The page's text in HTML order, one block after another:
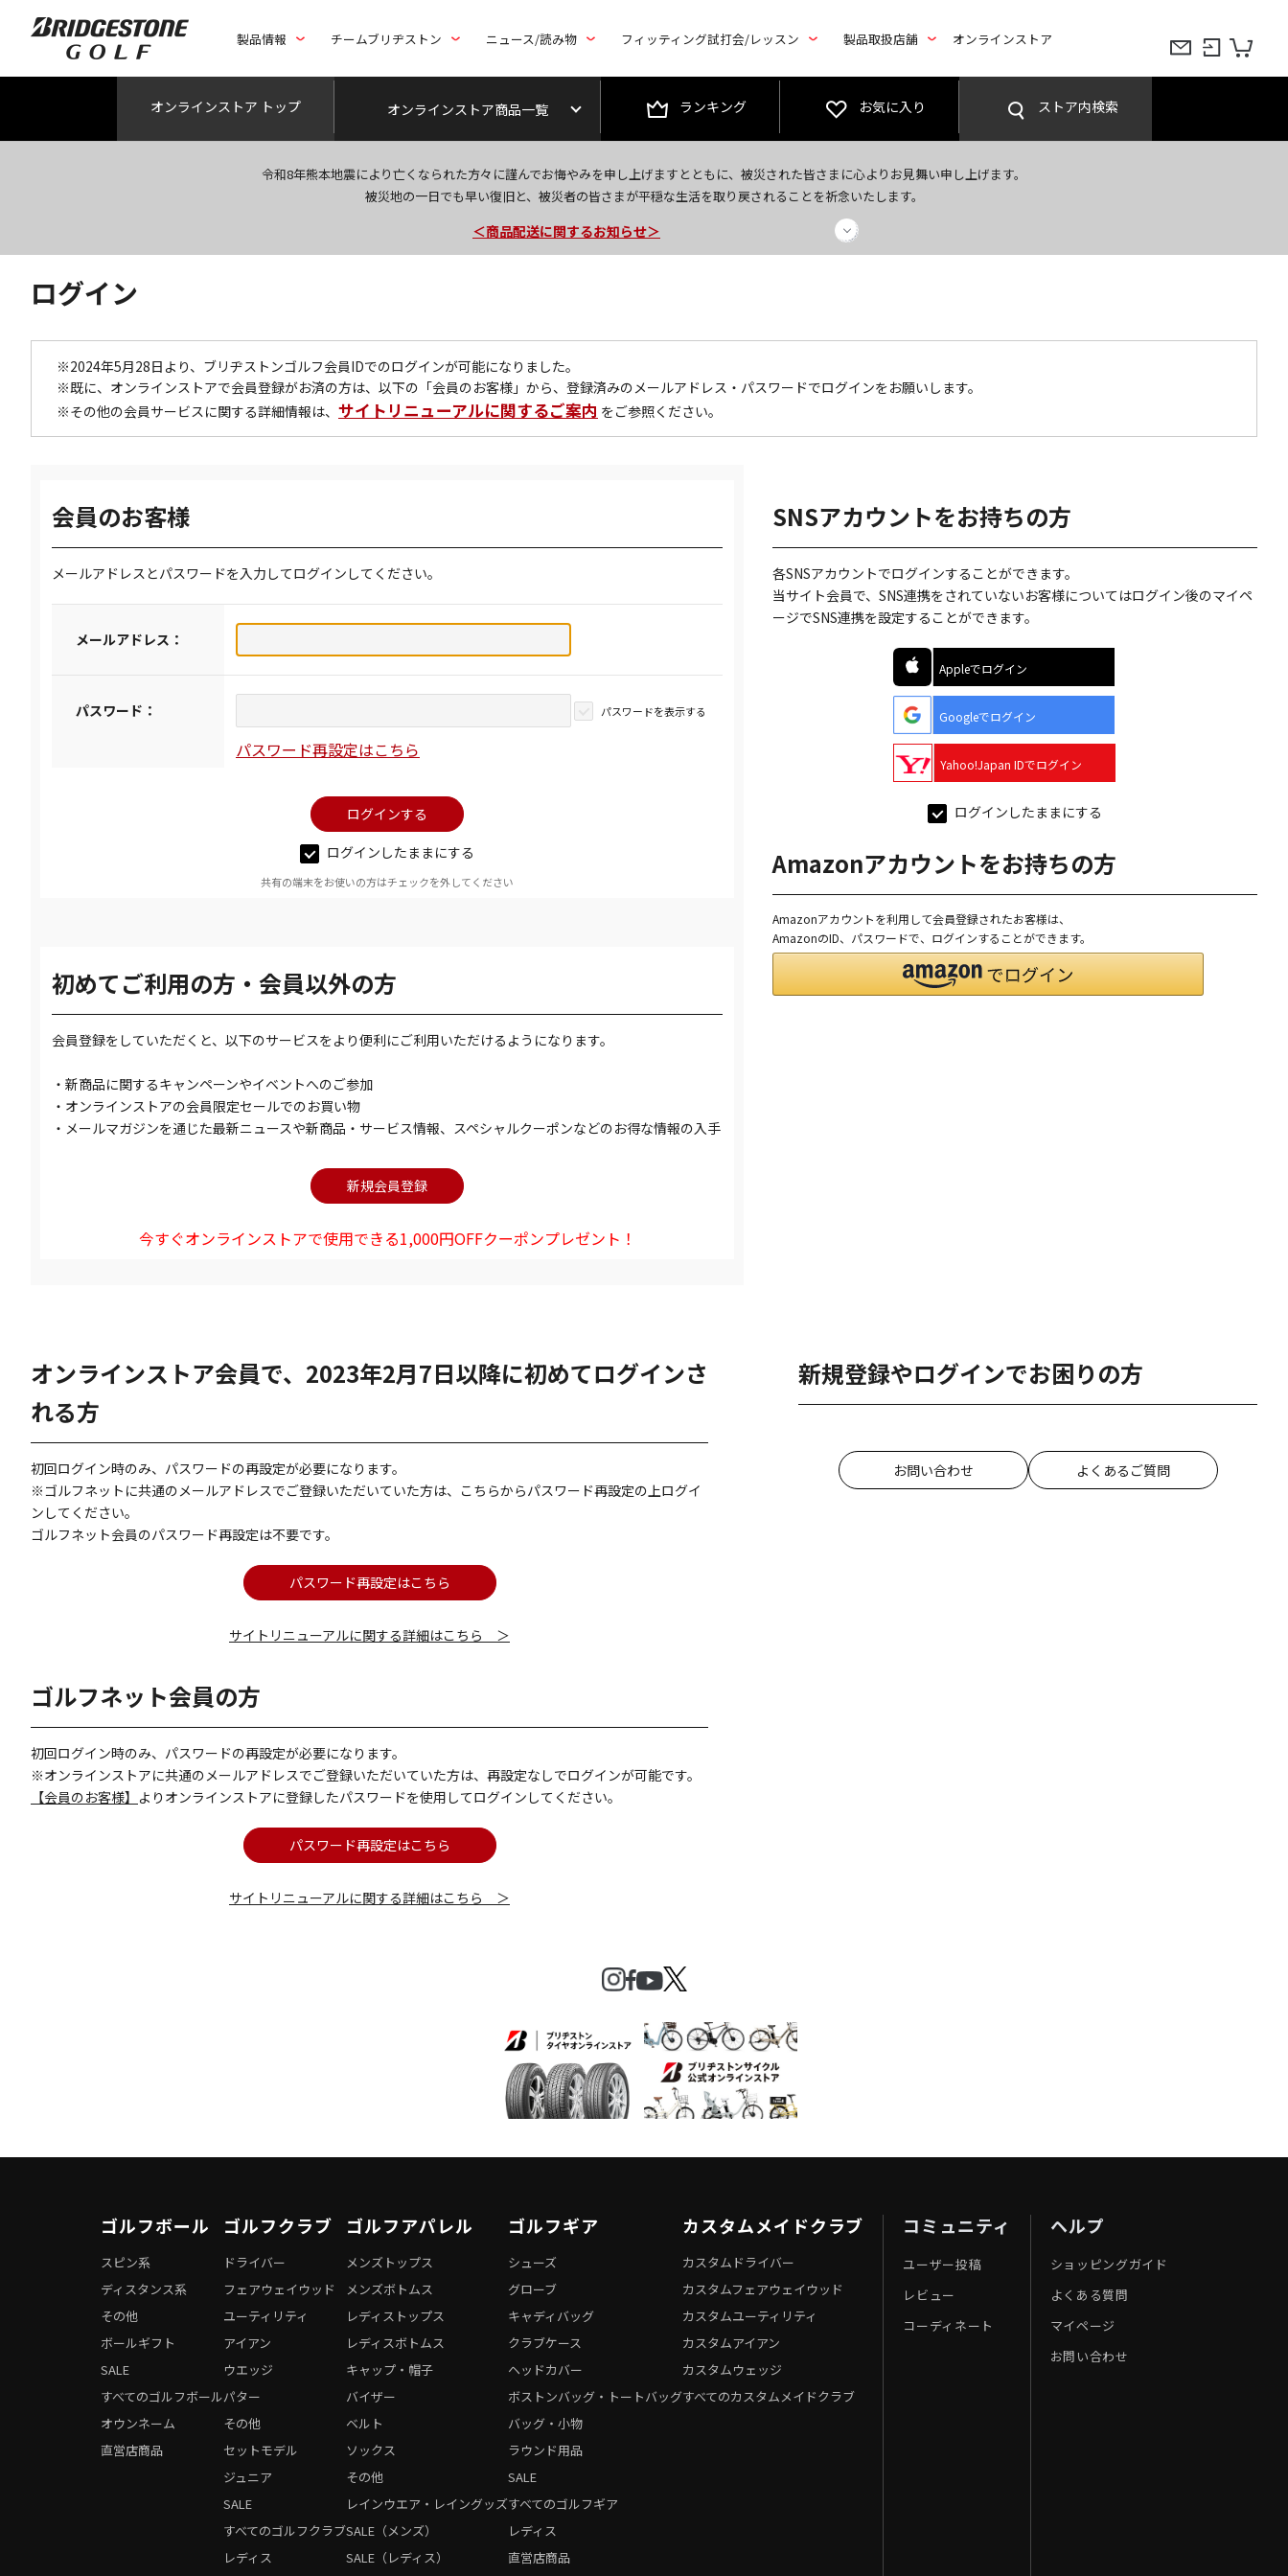
製品情報 チームブリヂストン ニュース/読み物 フィッティング試打会/レッスン 製品取扱店舗 オンラインストア
オンラインストア トップ オンラインストア商品一覧 ランキング お気に入り ストア内検索
令和8年熊本地震により亡くなられた方々に謹んでお悔やみを申し上げますとともに、被災された皆さまに心よりお見舞い申し上げます。
被災地の一日でも早い復旧と、被災者の皆さまが平穏な生活を取り戻されることを祈念いたします。
今なら新規会員登録で1,000円OFFクーポンプレゼント！
＜商品配送に関するお知らせ＞
＜夏季休暇中のご注文・発送・お問い合わせ＞
ログイン
※2024年5月28日より、ブリヂストンゴルフ会員IDでのログインが可能になりました。
※既に、オンラインストアで会員登録がお済の方は、以下の「会員のお客様」から、登録済みのメールアドレス・パスワードでログインをお願いします。
※その他の会員サービスに関する詳細情報は、 サイトリニューアルに関するご案内 をご参照ください。
会員のお客様
メールアドレスとパスワードを入力してログインしてください。
メールアドレス：
パスワード： パスワードを表示する
パスワード再設定はこちら
ログインしたままにする
共有の端末をお使いの方はチェックを外してください
初めてご利用の方・会員以外の方
会員登録をしていただくと、以下のサービスをより便利にご利用いただけるようになります。
・新商品に関するキャンペーンやイベントへのご参加
・オンラインストアの会員限定セールでのお買い物
・メールマガジンを通じた最新ニュースや新商品・サービス情報、スペシャルクーポンなどのお得な情報の入手
今すぐオンラインストアで使用できる1,000円OFFクーポンプレゼント！
SNSアカウントをお持ちの方
各SNSアカウントでログインすることができます。
当サイト会員で、SNS連携をされていないお客様についてはログイン後のマイペ
ージでSNS連携を設定することができます。
Appleでログイン
Googleでログイン
Yahoo!Japan IDでログイン
ログインしたままにする
Amazonアカウントをお持ちの方
Amazonアカウントを利用して会員登録されたお客様は、
AmazonのID、パスワードで、ログインすることができます。
オンラインストア会員で、2023年2月7日以降に初めてログインさ
れる方
初回ログイン時のみ、パスワードの再設定が必要になります。
※ゴルフネットに共通のメールアドレスでご登録いただいていた方は、こちらからパスワード再設定の上ログイ
ンしてください。
ゴルフネット会員のパスワード再設定は不要です。
パスワード再設定はこちら
サイトリニューアルに関する詳細はこちら ＞
ゴルフネット会員の方
初回ログイン時のみ、パスワードの再設定が必要になります。
※オンラインストアに共通のメールアドレスでご登録いただいていた方は、再設定なしでログインが可能です。
【会員のお客様】 よりオンラインストアに登録したパスワードを使用してログインしてください。
パスワード再設定はこちら
サイトリニューアルに関する詳細はこちら ＞
新規登録やログインでお困りの方
お問い合わせ よくあるご質問
ゴルフボール
オウンネーム
直営店商品
スピン系
ディスタンス系
その他
ボールギフト
SALE
すべてのゴルフボール
ゴルフクラブ
レディス
ドライバー
フェアウェイウッド
ユーティリティ
アイアン
ウエッジ
パター
その他
セットモデル
ジュニア
SALE
すべてのゴルフクラブ
ゴルフアパレル
メンズトップス
メンズボトムス
レディストップス
レディスボトムス
キャップ・帽子
バイザー
ベルト
ソックス
その他
レインウエア・レイングッズ
SALE（メンズ）
SALE（レディス）
ゴルフギア
レディス
直営店商品
シューズ
グローブ
キャディバッグ
クラブケース
ヘッドカバー
ボストンバッグ・トートバッグ
バッグ・小物
ラウンド用品
SALE
すべてのゴルフギア
カスタムメイドクラブ
カスタムドライバー
カスタムフェアウェイウッド
カスタムユーティリティ
カスタムアイアン
カスタムウェッジ
すべてのカスタムメイドクラブ
コミュニティ
ユーザー投稿
レビュー
コーディネート
ヘルプ
ショッピングガイド
よくある質問
マイページ
お問い合わせ